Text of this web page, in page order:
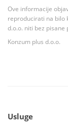
Ove informacije
reproducirati na bilo
d.o.o. niti bez pisane
Konzum plus d.o.o.
Usluge